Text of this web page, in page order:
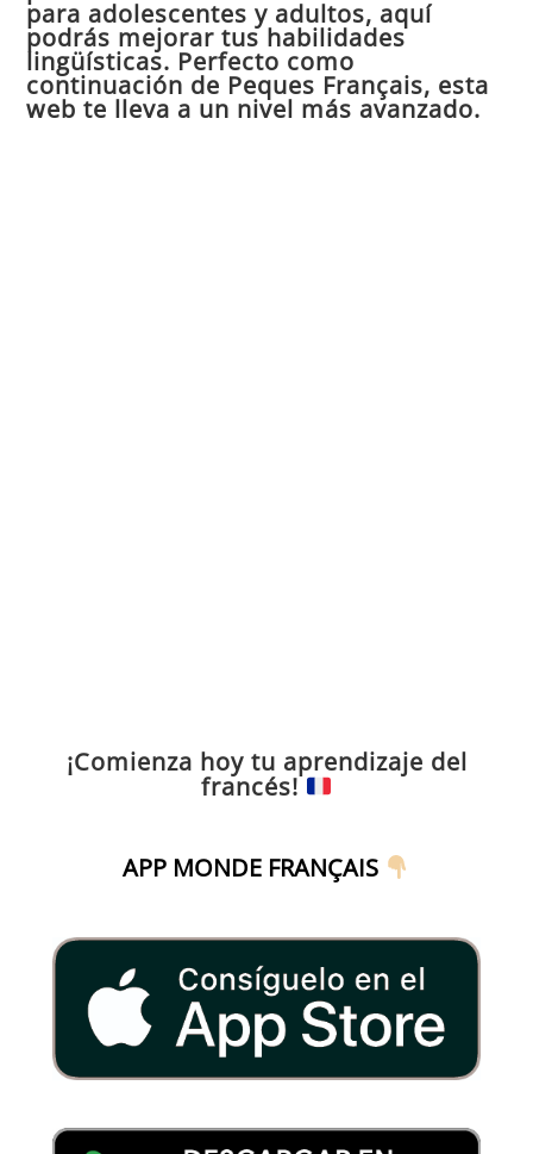
para adolescentes y adultos, aquí
podrás mejorar tus habilidades
lingüísticas. Perfecto como
continuación de Peques Français, esta
web te lleva a un nivel más avanzado.
¡Comienza hoy tu aprendizaje del
francés!
APP MONDE FRANÇAIS